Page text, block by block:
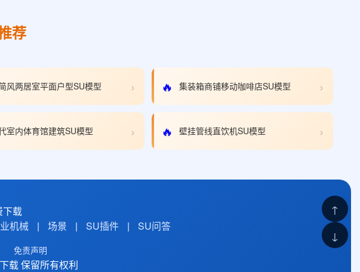
荐
风两居室平面户型SU模型 › 🔥 集装箱商铺移动咖啡店SU模型 ›
室内体育馆建筑SU模型 › 🔥 壁挂管线直饮机SU模型 ›
下载
机械 | 场景 | SU插件 | SU问答
免责声明
载 保留所有权利
↑
↓